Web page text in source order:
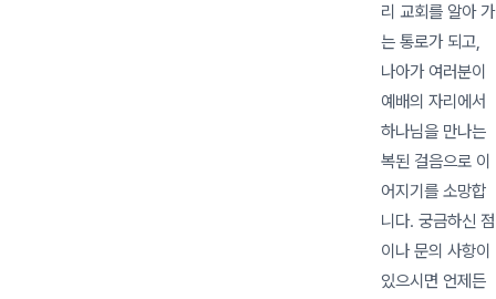
리 교회를 알아 가
는 통로가 되고,
나아가 여러분이
예배의 자리에서
하나님을 만나는
복된 걸음으로 이
어지기를 소망합
니다. 궁금하신 점
이나 문의 사항이
있으시면 언제든